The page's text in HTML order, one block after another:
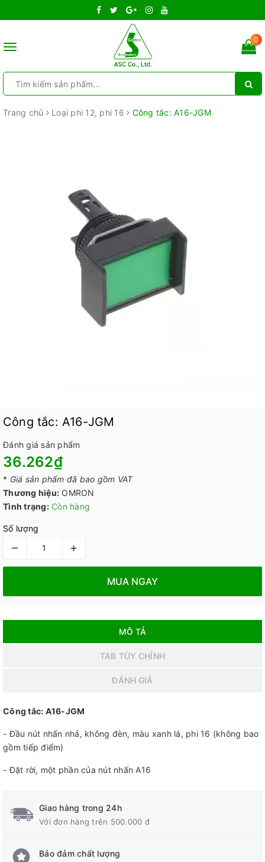
Toggle
0
Trang chủ Loại phi 12, phi 16 Công tắc: A16-JGM
Công tắc: A16-JGM
Đánh giá sản phẩm
36.262₫
* Giá sản phẩm đã bao gồm VAT
Thương hiệu: OMRON
Tình trạng: Còn hàng
Số lượng
– +
MUA NGAY
MÔ TẢ
TAB TÙY CHỈNH
ĐÁNH GIÁ
Công tắc: A16-JGM
- Đầu nút nhấn nhả, không đèn, màu xanh lá, phi 16 (không bao
gồm tiếp điểm)
- Đặt rời, một phần của nút nhấn A16
Giao hàng trong 24h
Với đơn hàng trên 500.000 đ
Bảo đảm chất lượng